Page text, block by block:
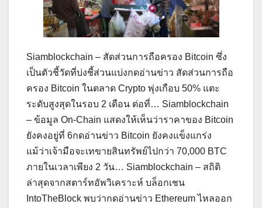
Siamblockchain – สัดส่วนการถือครอง Bitcoin ซึ่ง
เป็นตัวชี้วัดที่บ่งชี้ส่วนแบ่งกดอ่านข่าว สัดส่วนการถือ
ครอง Bitcoin ในตลาด Crypto พุ่งเกือบ 50% แตะ
ระดับสูงสุดในรอบ 2 เดือน ต่อที่… Siamblockchain
– ข้อมูล On-Chain แสดงให้เห็นว่าราคาของ Bitcoin
ยังคงอยู่ที่ 6กดอ่านข่าว Bitcoin ยังคงแข็งแกร่ง
แม้ว่าเจ้ามือจะเทขายสินทรัพย์ไปกว่า 70,000 BTC
ภายในเวลาเพียง 2 วัน… Siamblockchain – สถิติ
ล่าสุดจากสตาร์ทอัพวิเคราะห์ บล็อกเชน
IntoTheBlock พบว่ากดอ่านข่าว Ethereum ไหลออก